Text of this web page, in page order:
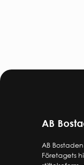
AB
AB
Företagets